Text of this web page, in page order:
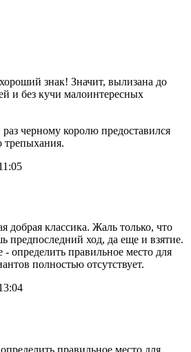
знак! Значит, вылизана до
и без кучи малоинтересных
раз черному королю предоставился
трепыхания.
добрая классика. Жаль только, что
предпоследний ход, да еще и взятие.
- определить правильное место для
полностью отсутствует.